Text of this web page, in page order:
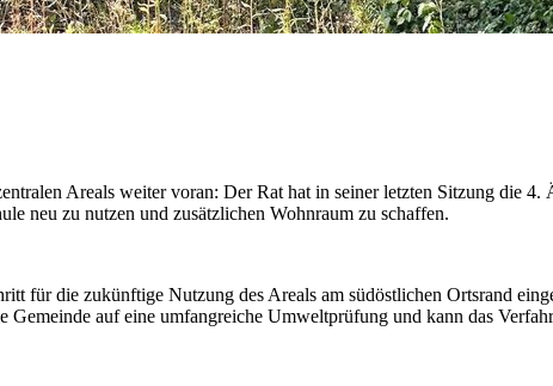
Areals weiter voran: Der Rat hat in seiner letzten Sitzung die
neu zu nutzen und zusätzlichen Wohnraum zu schaffen.
für die zukünftige Nutzung des Areals am südöstlichen Ortsrand
auf eine umfangreiche Umweltprüfung und kann das